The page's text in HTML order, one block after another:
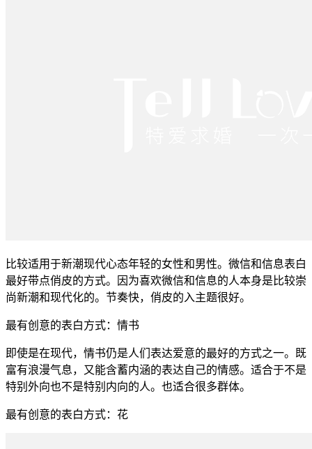
比较适用于新潮现代心态年轻的女性和男性。微信和信息表白
最好带点俏皮的方式。因为喜欢微信和信息的人本身是比较崇
尚新潮和现代化的。节奏快，俏皮的入主题很好。
最有创意的表白方式：情书
即使是在现代，情书仍是人们表达爱意的最好的方式之一。既
富有浪漫气息，又能含蓄内涵的表达自己的情感。适合于不是
特别外向也不是特别内向的人。也适合很多群体。
最有创意的表白方式：花